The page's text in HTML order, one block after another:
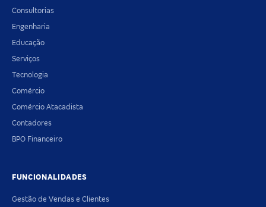
Consultorias
Engenharia
Educação
Serviços
Tecnologia
Comércio
Comércio Atacadista
Contadores
BPO Financeiro
FUNCIONALIDADES
Gestão de Vendas e Clientes